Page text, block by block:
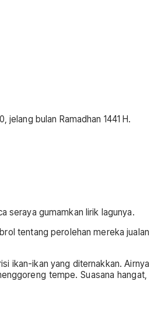
bulan Ramadhan 1441 H.
seraya gumamkan lirik lagunya.
tentang perolehan mereka jualan
ikan-ikan yang diternakkan. Airnya
tempe. Suasana hangat,